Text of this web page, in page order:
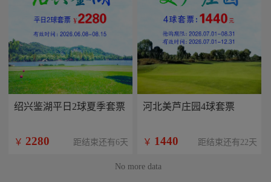
绍兴鉴湖平日2球夏季套票
￥ 2280 距结束还有6天
河北美芦庄园4球套票
￥ 1440 距结束还有22天
No more data